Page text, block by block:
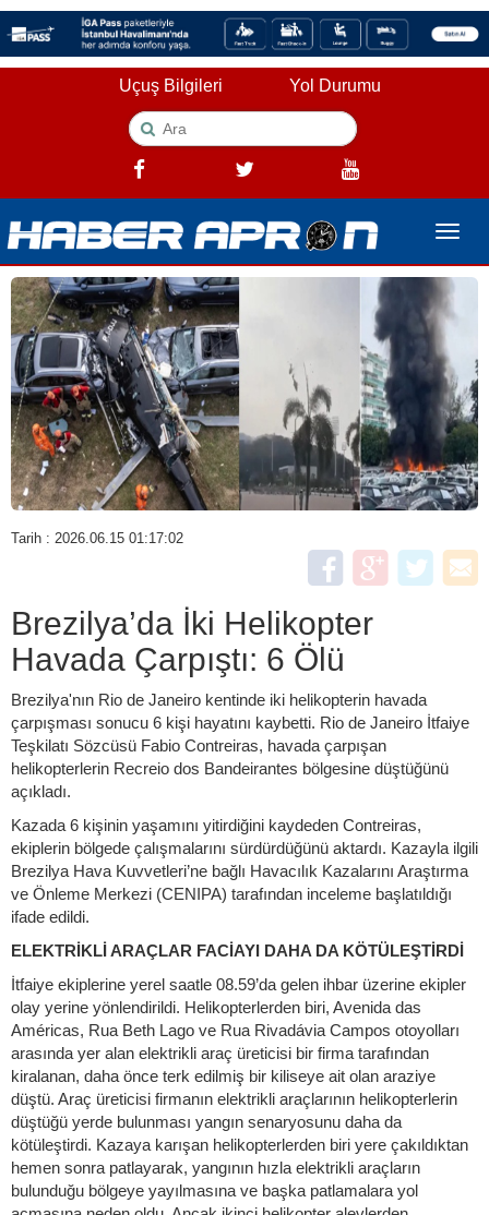
Uçuş Bilgileri Yol Durumu
Toggle
Tarih : 2026.06.15 01:17:02
Brezilya’da İki Helikopter
Havada Çarpıştı: 6 Ölü
Brezilya'nın Rio de Janeiro kentinde iki helikopterin havada
çarpışması sonucu 6 kişi hayatını kaybetti. Rio de Janeiro İtfaiye
Teşkilatı Sözcüsü Fabio Contreiras, havada çarpışan
helikopterlerin Recreio dos Bandeirantes bölgesine düştüğünü
açıkladı.
Kazada 6 kişinin yaşamını yitirdiğini kaydeden Contreiras,
ekiplerin bölgede çalışmalarını sürdürdüğünü aktardı. Kazayla ilgili
Brezilya Hava Kuvvetleri’ne bağlı Havacılık Kazalarını Araştırma
ve Önleme Merkezi (CENIPA) tarafından inceleme başlatıldığı
ifade edildi.
ELEKTRİKLİ ARAÇLAR FACİAYI DAHA DA KÖTÜLEŞTİRDİ
İtfaiye ekiplerine yerel saatle 08.59’da gelen ihbar üzerine ekipler
olay yerine yönlendirildi. Helikopterlerden biri, Avenida das
Américas, Rua Beth Lago ve Rua Rivadávia Campos otoyolları
arasında yer alan elektrikli araç üreticisi bir firma tarafından
kiralanan, daha önce terk edilmiş bir kiliseye ait olan araziye
düştü. Araç üreticisi firmanın elektrikli araçlarının helikopterlerin
düştüğü yerde bulunması yangın senaryosunu daha da
kötüleştirdi. Kazaya karışan helikopterlerden biri yere çakıldıktan
hemen sonra patlayarak, yangının hızla elektrikli araçların
bulunduğu bölgeye yayılmasına ve başka patlamalara yol